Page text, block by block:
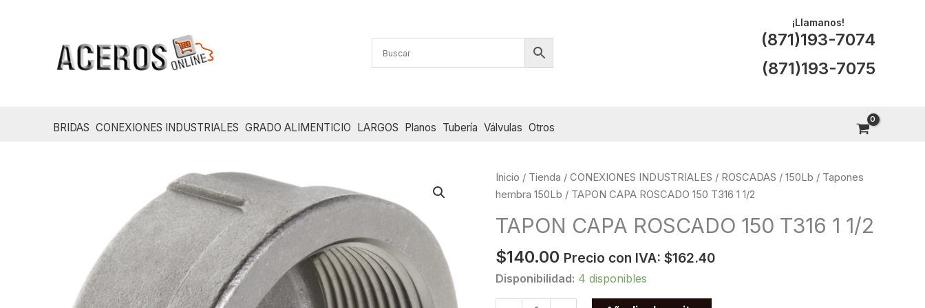
¡Llamanos!
(871)193-7074
(871)193-7075
BRIDAS CONEXIONES INDUSTRIALES GRADO ALIMENTICIO LARGOS Planos Tubería Válvulas Otros
Inicio / Tienda / CONEXIONES INDUSTRIALES / ROSCADAS / 150Lb / Tapones
hembra 150Lb / TAPON CAPA ROSCADO 150 T316 1 1/2
TAPON CAPA ROSCADO 150 T316 1 1/2
$140.00 Precio con IVA: $162.40
Disponibilidad: 4 disponibles